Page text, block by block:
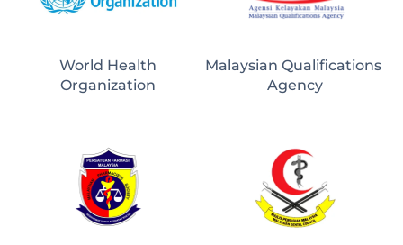
World Health
Organization
Malaysian Qualifications
Agency